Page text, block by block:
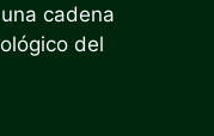
cadena
del